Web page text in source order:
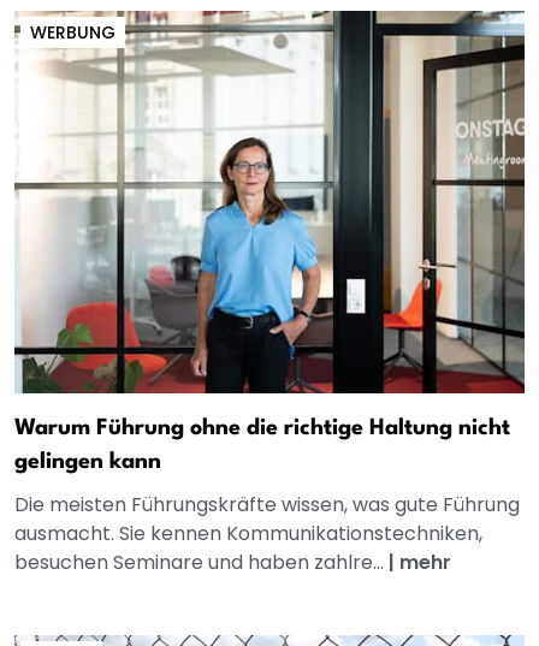
WERBUNG
Warum Führung ohne die richtige Haltung nicht
gelingen kann
Die meisten Führungskräfte wissen, was gute Führung
ausmacht. Sie kennen Kommunikationstechniken,
besuchen Seminare und haben zahlre... | mehr